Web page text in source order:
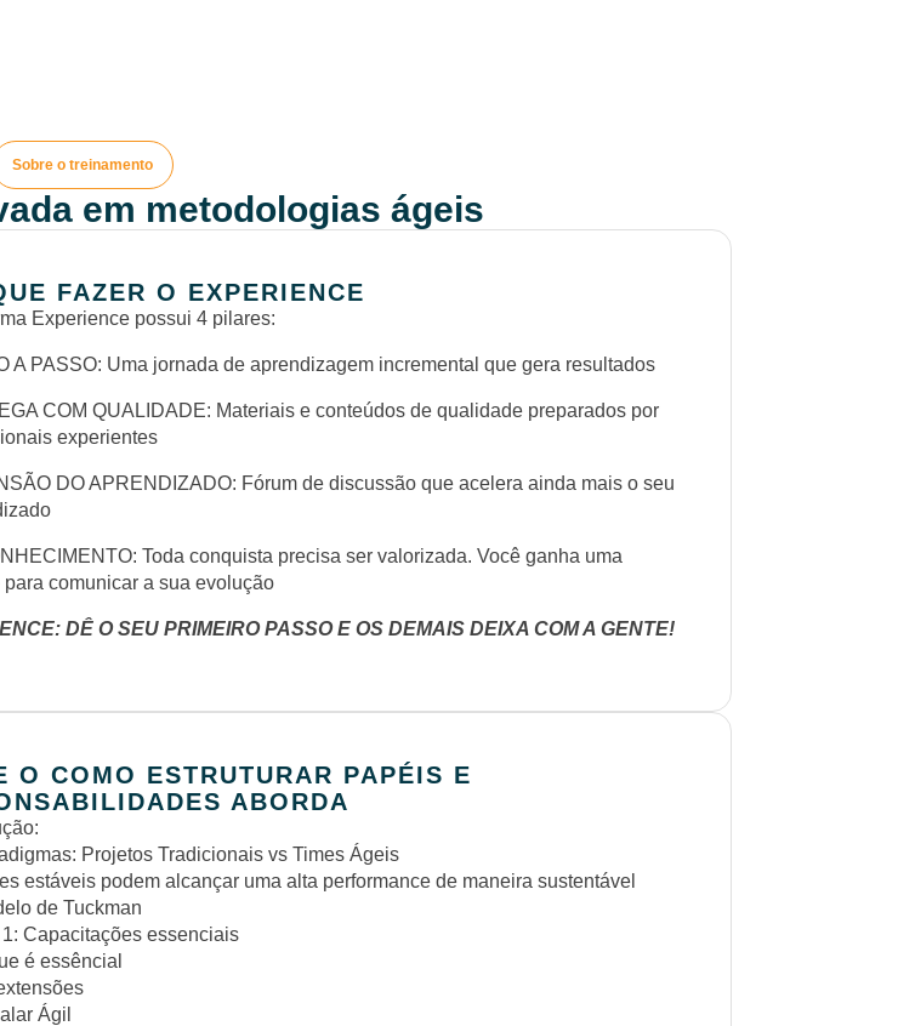
Sobre o treinamento
em metodologias ágeis
FAZER O EXPERIENCE
Experience possui 4 pilares:
A PASSO: Uma jornada de aprendizagem incremental que gera resultados
COM QUALIDADE: Materiais e conteúdos de qualidade preparados por
experientes
DO APRENDIZADO: Fórum de discussão que acelera ainda mais o seu
Toda conquista precisa ser valorizada. Você ganha uma
para comunicar a sua evolução
DÊ O SEU PRIMEIRO PASSO E OS DEMAIS DEIXA COM A GENTE!
O COMO ESTRUTURAR PAPÉIS E
ABORDA
Projetos Tradicionais vs Times Ágeis
estáveis podem alcançar uma alta performance de maneira sustentável
de Tuckman
1: Capacitações essenciais
é essêncial
Ágil